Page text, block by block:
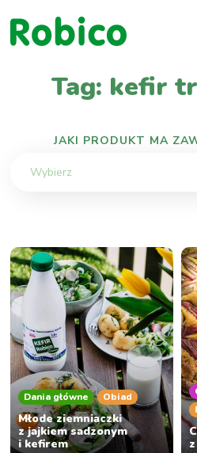
Tag: kefir
JAKI PRODUKT MA
Wybierz
Dania główne Obiad
Młode ziemniaczki
z jajkiem sadzonym
i kefirem